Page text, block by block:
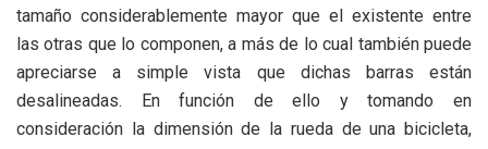
tamaño considerablemente mayor que el existente entre
las otras que lo componen, a más de lo cual también puede
apreciarse a simple vista que dichas barras están
desalineadas. En función de ello y tomando en
consideración la dimensión de la rueda de una bicicleta,